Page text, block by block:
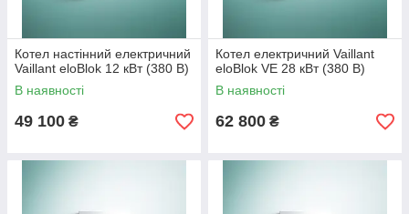
Котел настінний електричний
Vaillant eloBlok 12 кВт (380 В)
В наявності
49 100 ₴
Котел електричний Vaillant
eloBlok VE 28 кВт (380 В)
В наявності
62 800 ₴